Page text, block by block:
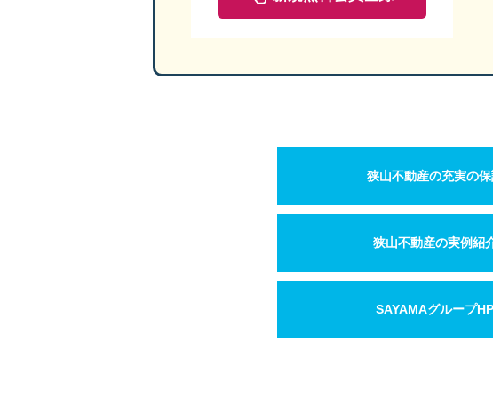
狭山不動産の充実の
狭山不動産の実例紹
SAYAMAグループHP